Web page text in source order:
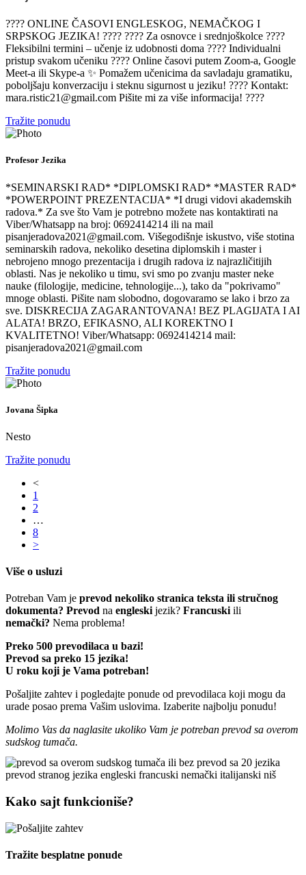
???? ONLINE ČASOVI ENGLESKOG, NEMAČKOG I
SRPSKOG JEZIKA! ???? ???? Za osnovce i srednjoškolce ????
Fleksibilni termini – učenje iz udobnosti doma ???? Individualni
pristup svakom učeniku ???? Online časovi putem Zoom-a, Google
Meet-a ili Skype-a ✨ Pomažem učenicima da savladaju gramatiku,
poboljšaju konverzaciju i steknu sigurnost u jeziku! ???? Kontakt:
mara.ristic21@gmail.com Pišite mi za više informacija! ????
Tražite ponudu
Profesor Jezika
*SEMINARSKI RAD* *DIPLOMSKI RAD* *MASTER RAD*
*POWERPOINT PREZENTACIJA* *I drugi vidovi akademskih
radova.* Za sve što Vam je potrebno možete nas kontaktirati na
Viber/Whatsapp na broj: 0692414214 ili na mail
pisanjeradova2021@gmail.com. Višegodišnje iskustvo, više stotina
seminarskih radova, nekoliko desetina diplomskih i master i
nebrojeno mnogo prezentacija i drugih radova iz najrazličitijih
oblasti. Nas je nekoliko u timu, svi smo po zvanju master neke
nauke (filologije, medicine, tehnologije...), tako da "pokrivamo"
mnoge oblasti. Pišite nam slobodno, dogovaramo se lako i brzo za
sve. DISKRECIJA ZAGARANTOVANA! BEZ PLAGIJATA I AI
ALATA! BRZO, EFIKASNO, ALI KOREKTNO I
KVALITETNO! Viber/Whatsapp: 0692414214 mail:
pisanjeradova2021@gmail.com
Tražite ponudu
Jovana Šipka
Nesto
Tražite ponudu
<
1
2
…
8
>
Više o usluzi
Potreban Vam je prevod nekoliko stranica teksta ili stručnog
dokumenta? Prevod na engleski jezik? Francuski ili
nemački? Nema problema!
Preko 500 prevodilaca u bazi!
Prevod sa preko 15 jezika!
U roku koji je Vama potreban!
Pošaljite zahtev i pogledajte ponude od prevodilaca koji mogu da
urade posao prema Vašim uslovima. Izaberite najbolju ponudu!
Molimo Vas da naglasite ukoliko Vam je potreban prevod sa overom
sudskog tumača.
Kako sajt funkcioniše?
Tražite besplatne ponude